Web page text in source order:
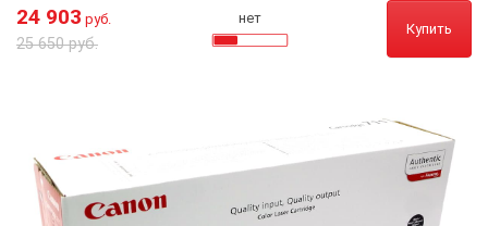
24 903 руб.
25 650 руб.
нет
Купить